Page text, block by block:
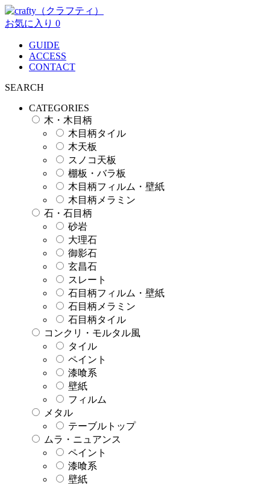
お気に入り 0
GUIDE
ACCESS
CONTACT
SEARCH
CATEGORIES
木・木目柄
木目柄タイル
木天板
スノコ天板
棚板・バラ板
木目柄フィルム・壁紙
木目柄メラミン
石・石目柄
砂岩
大理石
御影石
玄昌石
スレート
石目柄フィルム・壁紙
石目柄メラミン
石目柄タイル
コンクリ・モルタル風
タイル
ペイント
漆喰系
壁紙
フィルム
メタル
テーブルトップ
ムラ・ニュアンス
ペイント
漆喰系
壁紙